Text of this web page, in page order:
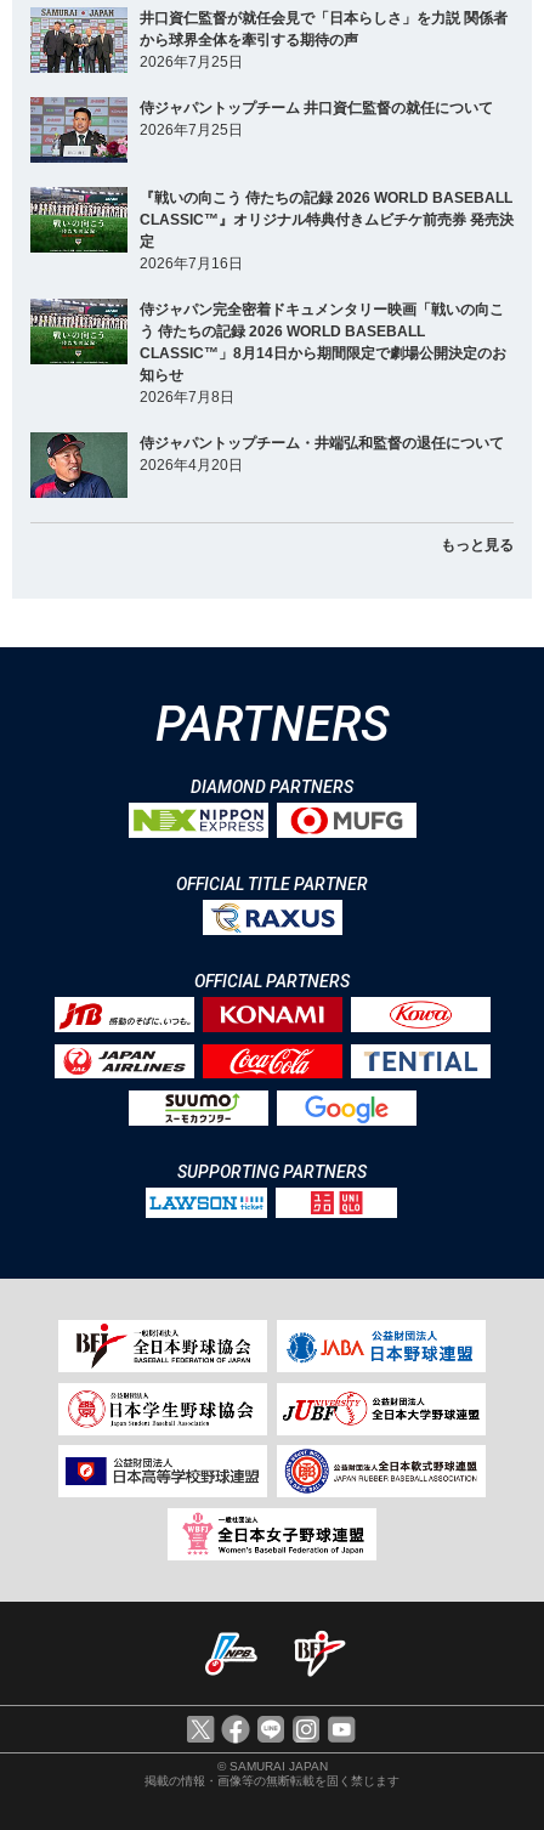
井口資仁監督が就任会見で「日本らしさ」を力説 関係者
から球界全体を牽引する期待の声
2026年7月25日
侍ジャパントップチーム 井口資仁監督の就任について
2026年7月25日
『戦いの向こう 侍たちの記録 2026 WORLD BASEBALL
CLASSIC™』オリジナル特典付きムビチケ前売券 発売決
定
2026年7月16日
侍ジャパン完全密着ドキュメンタリー映画「戦いの向こ
う 侍たちの記録 2026 WORLD BASEBALL
CLASSIC™」8月14日から期間限定で劇場公開決定のお
知らせ
2026年7月8日
侍ジャパントップチーム・井端弘和監督の退任について
2026年4月20日
もっと見る
PARTNERS
DIAMOND PARTNERS
OFFICIAL TITLE PARTNER
OFFICIAL PARTNERS
SUPPORTING PARTNERS
© SAMURAI JAPAN
掲載の情報・画像等の無断転載を固く禁じます